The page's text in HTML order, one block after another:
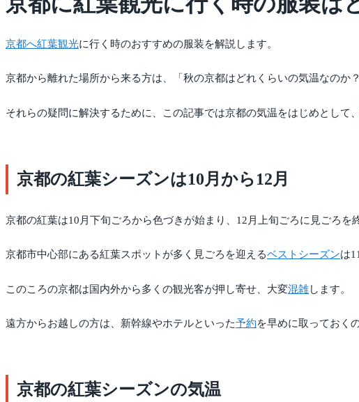
京都へ紅葉観光に行く時のおすすめの服装を解説します。
京都から離れた場所から来る方は、「秋の京都はどれくらいの気温なのか
それらの疑問に解決するために、この記事では京都の気温をはじめとして、
京都の紅葉シーズンは10月から12月
京都の紅葉は10月下旬ごろから色づきが始まり、12月上旬ごろに見ごろを
京都市中心部にある紅葉スポットが多く見ごろを迎えるベストシーズンは
このころの京都は国内外から多くの観光客が押し寄せ、大変混雑します。
遠方からお越しの方は、新幹線やホテルといった予約を早めに取っておく
京都の紅葉シーズンの気温